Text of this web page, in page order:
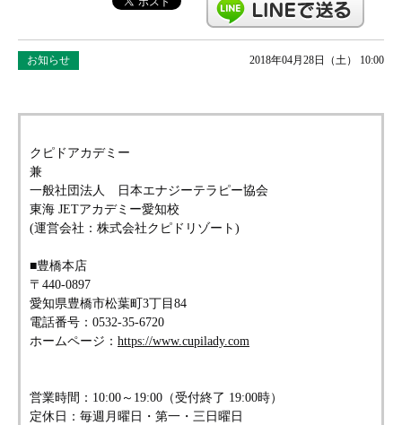
お知らせ 2018年04月28日（土） 10:00
クピドアカデミー
兼
一般社団法人 日本エナジーテラピー協会
東海 JETアカデミー愛知校
(運営会社：株式会社クピドリゾート)
■豊橋本店
〒440-0897
愛知県豊橋市松葉町3丁目84
電話番号：0532-35-6720
ホームページ： https://www.cupilady.com
営業時間：10:00～19:00（受付終了 19:00時）
定休日：毎週月曜日・第一・三日曜日